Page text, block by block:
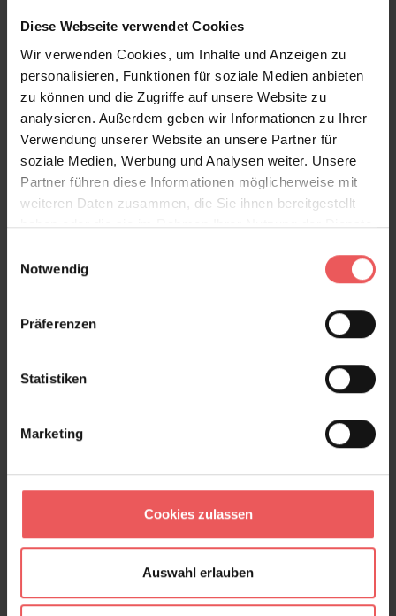
Diese Webseite verwendet Cookies
Wir verwenden Cookies, um Inhalte und Anzeigen zu
personalisieren, Funktionen für soziale Medien anbieten
zu können und die Zugriffe auf unsere Website zu
analysieren. Außerdem geben wir Informationen zu Ihrer
Verwendung unserer Website an unsere Partner für
soziale Medien, Werbung und Analysen weiter. Unsere
Partner führen diese Informationen möglicherweise mit
weiteren Daten zusammen, die Sie ihnen bereitgestellt
haben oder die sie im Rahmen Ihrer Nutzung der Dienste
Notwendig
Präferenzen
Statistiken
Marketing
Cookies zulassen
Auswahl erlauben
Produktgalerie überspringen
Varianten